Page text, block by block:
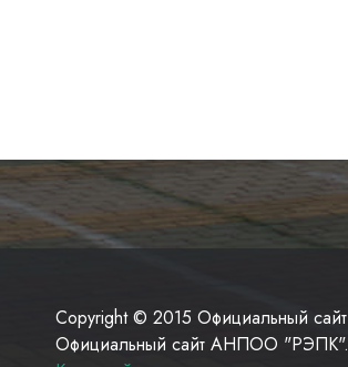
Copyright © 2015 Официальный сайт
Официальный сайт АНПОО "РЭПК".